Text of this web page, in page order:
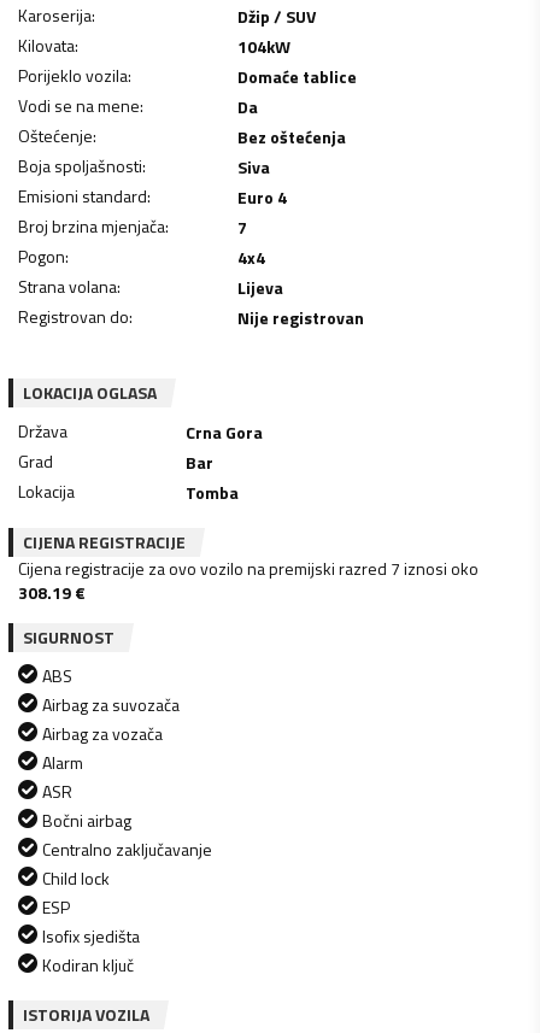
Karoserija:
Džip / SUV
Kilovata: 104kW
Porijeklo vozila:
Domaće tablice
Vodi se na mene:
Da
Oštećenje:
Bez oštećenja
Boja spoljašnosti:
Siva
Emisioni standard:
Euro 4
Broj brzina mjenjača:
7
Pogon:
4x4
Strana volana:
Lijeva
Registrovan do: Nije registrovan
LOKACIJA OGLASA
Država
Crna Gora
Grad
Bar
Lokacija
Tomba
CIJENA REGISTRACIJE
Cijena registracije za ovo vozilo na premijski razred 7 iznosi oko
308.19€
SIGURNOST
ABS
Airbag za suvozača
Airbag za vozača
Alarm
ASR
Bočni airbag
Centralno zaključavanje
Child lock
ESP
Isofix sjedišta
Kodiran ključ
ISTORIJA VOZILA